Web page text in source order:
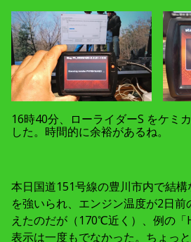
16時40分、ローライダーS をケミ
した。時間的に余裕があるね。
本日国道151号線の豊川市内で結
を強いられ、エンジン温度が2日
えたのだが（170℃近く）、例の「
表示は一度もでなかった。ちょっ